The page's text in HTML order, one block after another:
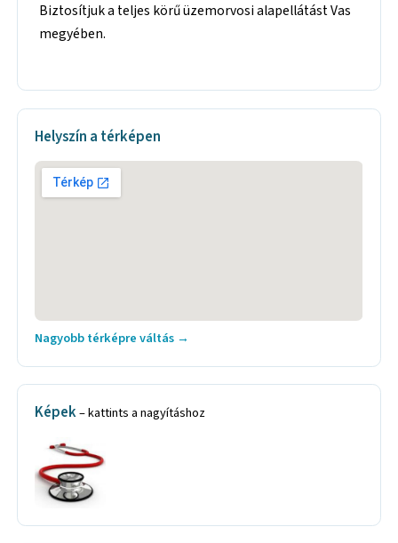
Biztosítjuk a teljes körű üzemorvosi alapellátást Vas
megyében.
Helyszín a térképen
Nagyobb térképre váltás →
Képek– kattints a nagyításhoz